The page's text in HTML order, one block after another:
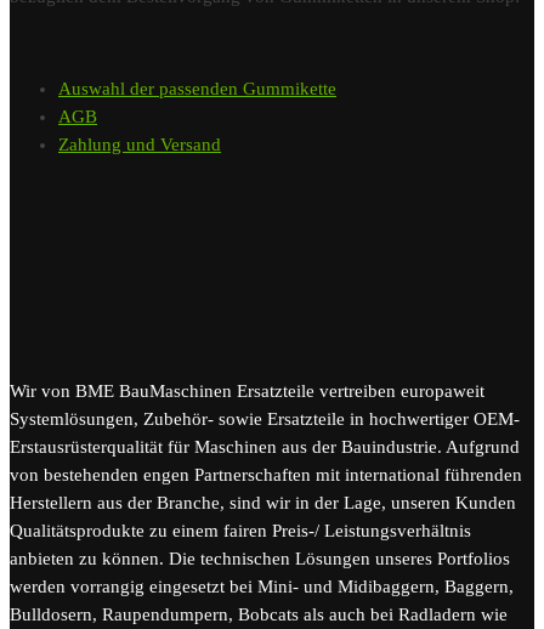
Auswahl der passenden Gummikette
AGB
Zahlung und Versand
Wir von BME BauMaschinen Ersatzteile vertreiben europaweit
Systemlösungen, Zubehör- sowie Ersatzteile in hochwertiger OEM-
Erstausrüsterqualität für Maschinen aus der Bauindustrie. Aufgrund
von bestehenden engen Partnerschaften mit international führenden
Herstellern aus der Branche, sind wir in der Lage, unseren Kunden
Qualitätsprodukte zu einem fairen Preis-/ Leistungsverhältnis
anbieten zu können. Die technischen Lösungen unseres Portfolios
werden vorrangig eingesetzt bei Mini- und Midibaggern, Baggern,
Bulldosern, Raupendumpern, Bobcats als auch bei Radladern wie